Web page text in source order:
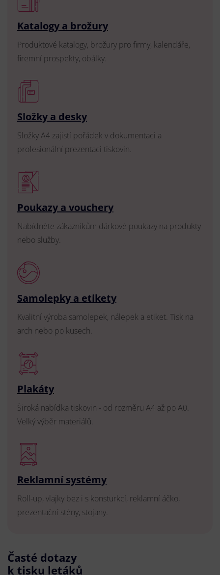
Katalogy a brožury
Produktové katalogy, brožury pro firmy, kalendáře,
firemní prospekty, obálky.
Složky a desky
Složky A4 zajistí pořádek v dokumentaci a
profesionální prezentaci tiskovin.
Poukazy a vouchery
Nabídněte zákazníkům dárkové poukazy na produkty
nebo služby.
Samolepky a etikety
Kvalitní výroba samolepek, nálepek a etiket. Tisk na
arch nebo po kusech.
Plakáty
Široká nabídka tiskovin - od rozměru A4 až po A0.
Velký výběr materiálů.
Reklamní systémy
Roll-up, vlajky bez i s konsturkcí, reklamní áčko,
prezentační stěny, stojany.
Časté dotazy
k tisku letáků